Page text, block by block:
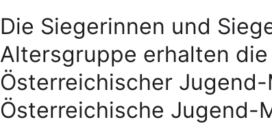
Die Siegerinnen und
Altersgruppe erhalten
Österreichischer
Österreichische Jugend-